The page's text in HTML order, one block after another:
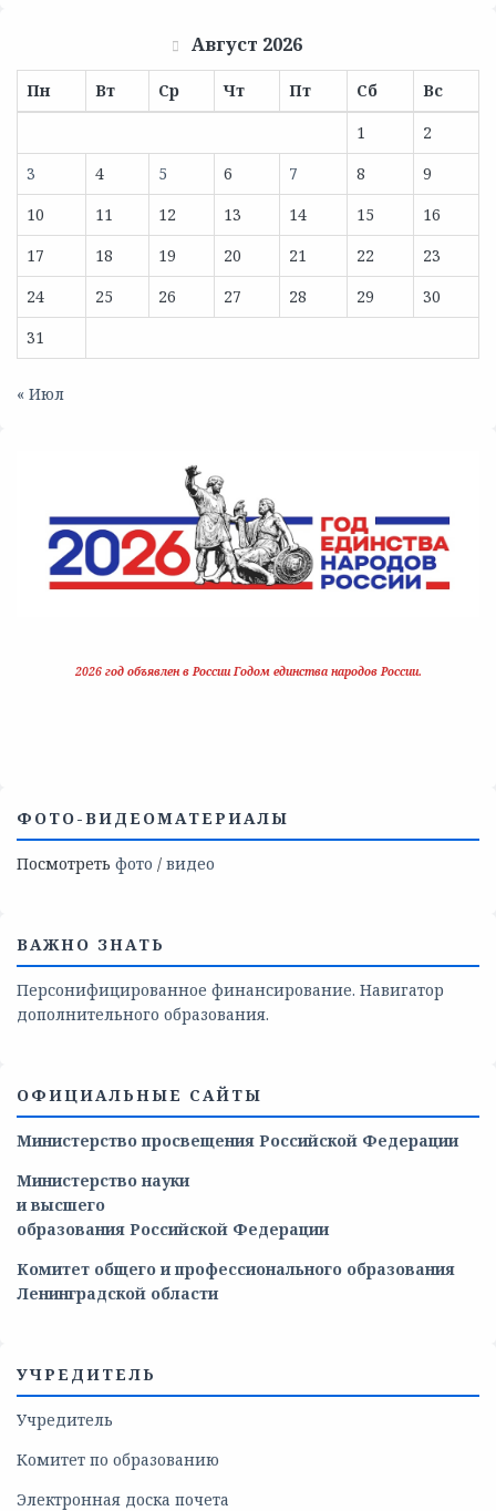
Август 2026
Пн Вт Ср Чт Пт Сб
Вс
1
2
3
4 5 6 7 8
9
10
11 12 13 14 15
16
17
18 19 20 21 22
23
24
25 26 27 28 29
30
31
« Июл
2026 год объявлен в России Годом единства народов России.
ФОТО-ВИДЕОМАТЕРИАЛЫ
Посмотреть фото / видео
ВАЖНО ЗНАТЬ
Персонифицированное финансирование. Навигатор
дополнительного образования.
ОФИЦИАЛЬНЫЕ САЙТЫ
Министерство просвещения Российской Федерации
Министерство науки
и высшего
образования Российской Федерации
Комитет общего и профессионального образования
Ленинградской области
УЧРЕДИТЕЛЬ
Учредитель
Комитет по образованию
Электронная доска почета